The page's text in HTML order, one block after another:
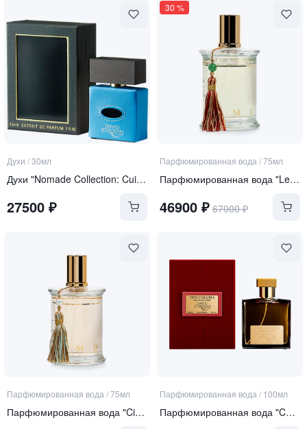
Духи /30мл
Духи "Nomade Collection: Cuir Caraibes"
27500 ₽
30 %
Парфюмированная вода /75мл
Парфюмированная вода "Le Barbier de Tanger"
46900₽ 67000₽
Парфюмированная вода /75мл
Парфюмированная вода "Cio Cio San"
Парфюмированная вода / 100мл
Парфюмированная вода "Cuir Caraibes"